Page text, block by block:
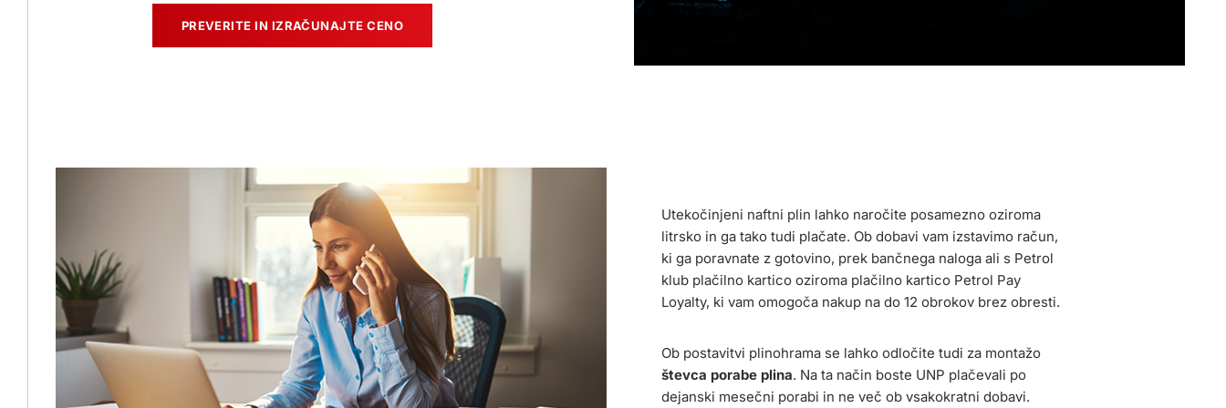
PREVERITE IN IZRAČUNAJTE CENO
Utekočinjeni naftni plin lahko naročite posamezno oziroma
litrsko in ga tako tudi plačate. Ob dobavi vam izstavimo račun,
ki ga poravnate z gotovino, prek bančnega naloga ali s Petrol
klub plačilno kartico oziroma plačilno kartico Petrol Pay
Loyalty, ki vam omogoča nakup na do 12 obrokov brez obresti.
Ob postavitvi plinohrama se lahko odločite tudi za montažo
števca porabe plina. Na ta način boste UNP plačevali po
dejanski mesečni porabi in ne več ob vsakokratni dobavi.